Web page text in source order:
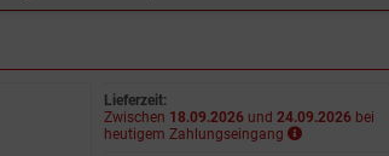
Lieferzeit:
Zwischen 18.09.2026und 24.09.2026bei
heutigem Zahlungseingang